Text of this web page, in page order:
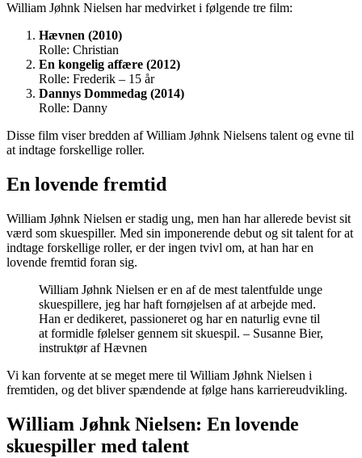
William Jøhnk Nielsen har medvirket i følgende tre film:
Hævnen (2010)
Rolle: Christian
En kongelig affære (2012)
Rolle: Frederik – 15 år
Dannys Dommedag (2014)
Rolle: Danny
Disse film viser bredden af William Jøhnk Nielsens talent og evne til
at indtage forskellige roller.
En lovende fremtid
William Jøhnk Nielsen er stadig ung, men han har allerede bevist sit
værd som skuespiller. Med sin imponerende debut og sit talent for at
indtage forskellige roller, er der ingen tvivl om, at han har en
lovende fremtid foran sig.
William Jøhnk Nielsen er en af de mest talentfulde unge
skuespillere, jeg har haft fornøjelsen af at arbejde med.
Han er dedikeret, passioneret og har en naturlig evne til
at formidle følelser gennem sit skuespil. – Susanne Bier,
instruktør af Hævnen
Vi kan forvente at se meget mere til William Jøhnk Nielsen i
fremtiden, og det bliver spændende at følge hans karriereudvikling.
William Jøhnk Nielsen: En lovende
skuespiller med talent